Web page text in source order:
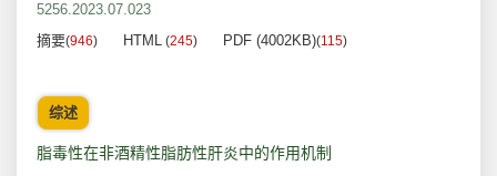
5256.2023.07.023
摘要(946) HTML (245) PDF (4002KB)(115)
综述
脂毒性在非酒精性脂肪性肝炎中的作用机制